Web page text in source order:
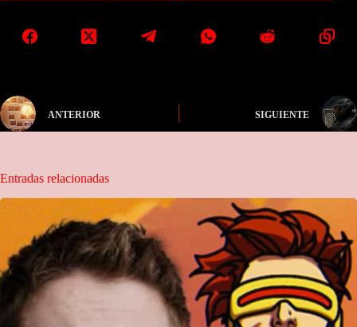
ANTERIOR SIGUIENTE
Entradas relacionadas